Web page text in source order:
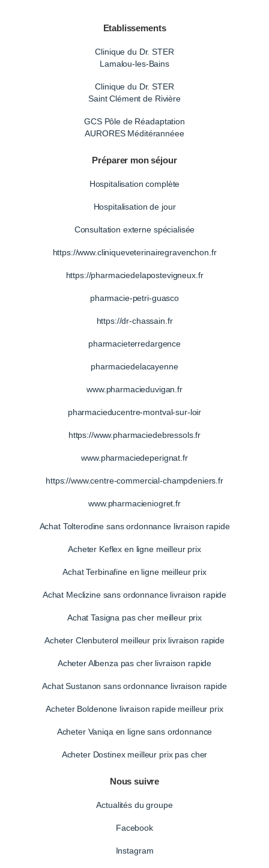
Etablissements
Clinique du Dr. STER
Lamalou-les-Bains
Clinique du Dr. STER
Saint Clément de Rivière
GCS Pôle de Réadaptation
AURORES Méditérannéee
Préparer mon séjour
Hospitalisation complète
Hospitalisation de jour
Consultation externe spécialisée
https://www.cliniqueveterinairegravenchon.fr
https://pharmaciedelapostevigneux.fr
pharmacie-petri-guasco
https://dr-chassain.fr
pharmacieterredargence
pharmaciedelacayenne
www.pharmacieduvigan.fr
pharmacieducentre-montval-sur-loir
https://www.pharmaciedebressols.fr
www.pharmaciedeperignat.fr
https://www.centre-commercial-champdeniers.fr
www.pharmacieniogret.fr
Achat Tolterodine sans ordonnance livraison rapide
Acheter Keflex en ligne meilleur prix
Achat Terbinafine en ligne meilleur prix
Achat Meclizine sans ordonnance livraison rapide
Achat Tasigna pas cher meilleur prix
Acheter Clenbuterol meilleur prix livraison rapide
Acheter Albenza pas cher livraison rapide
Achat Sustanon sans ordonnance livraison rapide
Acheter Boldenone livraison rapide meilleur prix
Acheter Vaniqa en ligne sans ordonnance
Acheter Dostinex meilleur prix pas cher
Nous suivre
Actualités du groupe
Facebook
Instagram